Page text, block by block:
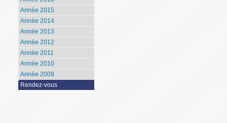
Année 2015
Année 2014
Année 2013
Année 2012
Année 2011
Année 2010
Année 2009
Rendez-vous